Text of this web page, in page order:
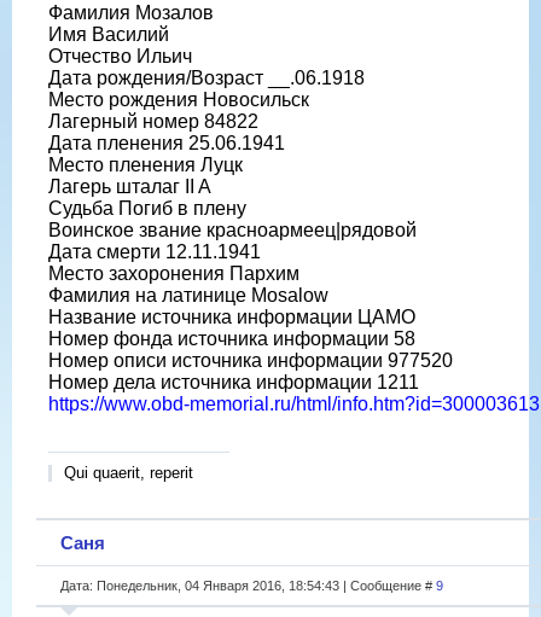
Фамилия Мозалов
Имя Василий
Отчество Ильич
Дата рождения/Возраст __.06.1918
Место рождения Новосильск
Лагерный номер 84822
Дата пленения 25.06.1941
Место пленения Луцк
Лагерь шталаг II A
Судьба Погиб в плену
Воинское звание красноармеец|рядовой
Дата смерти 12.11.1941
Место захоронения Пархим
Фамилия на латинице Mosalow
Название источника информации ЦАМО
Номер фонда источника информации 58
Номер описи источника информации 977520
Номер дела источника информации 1211
https://www.obd-memorial.ru/html/info.htm?id=300003613
Qui quaerit, reperit
Саня
Дата: Понедельник, 04 Января 2016, 18:54:43 | Сообщение # 9